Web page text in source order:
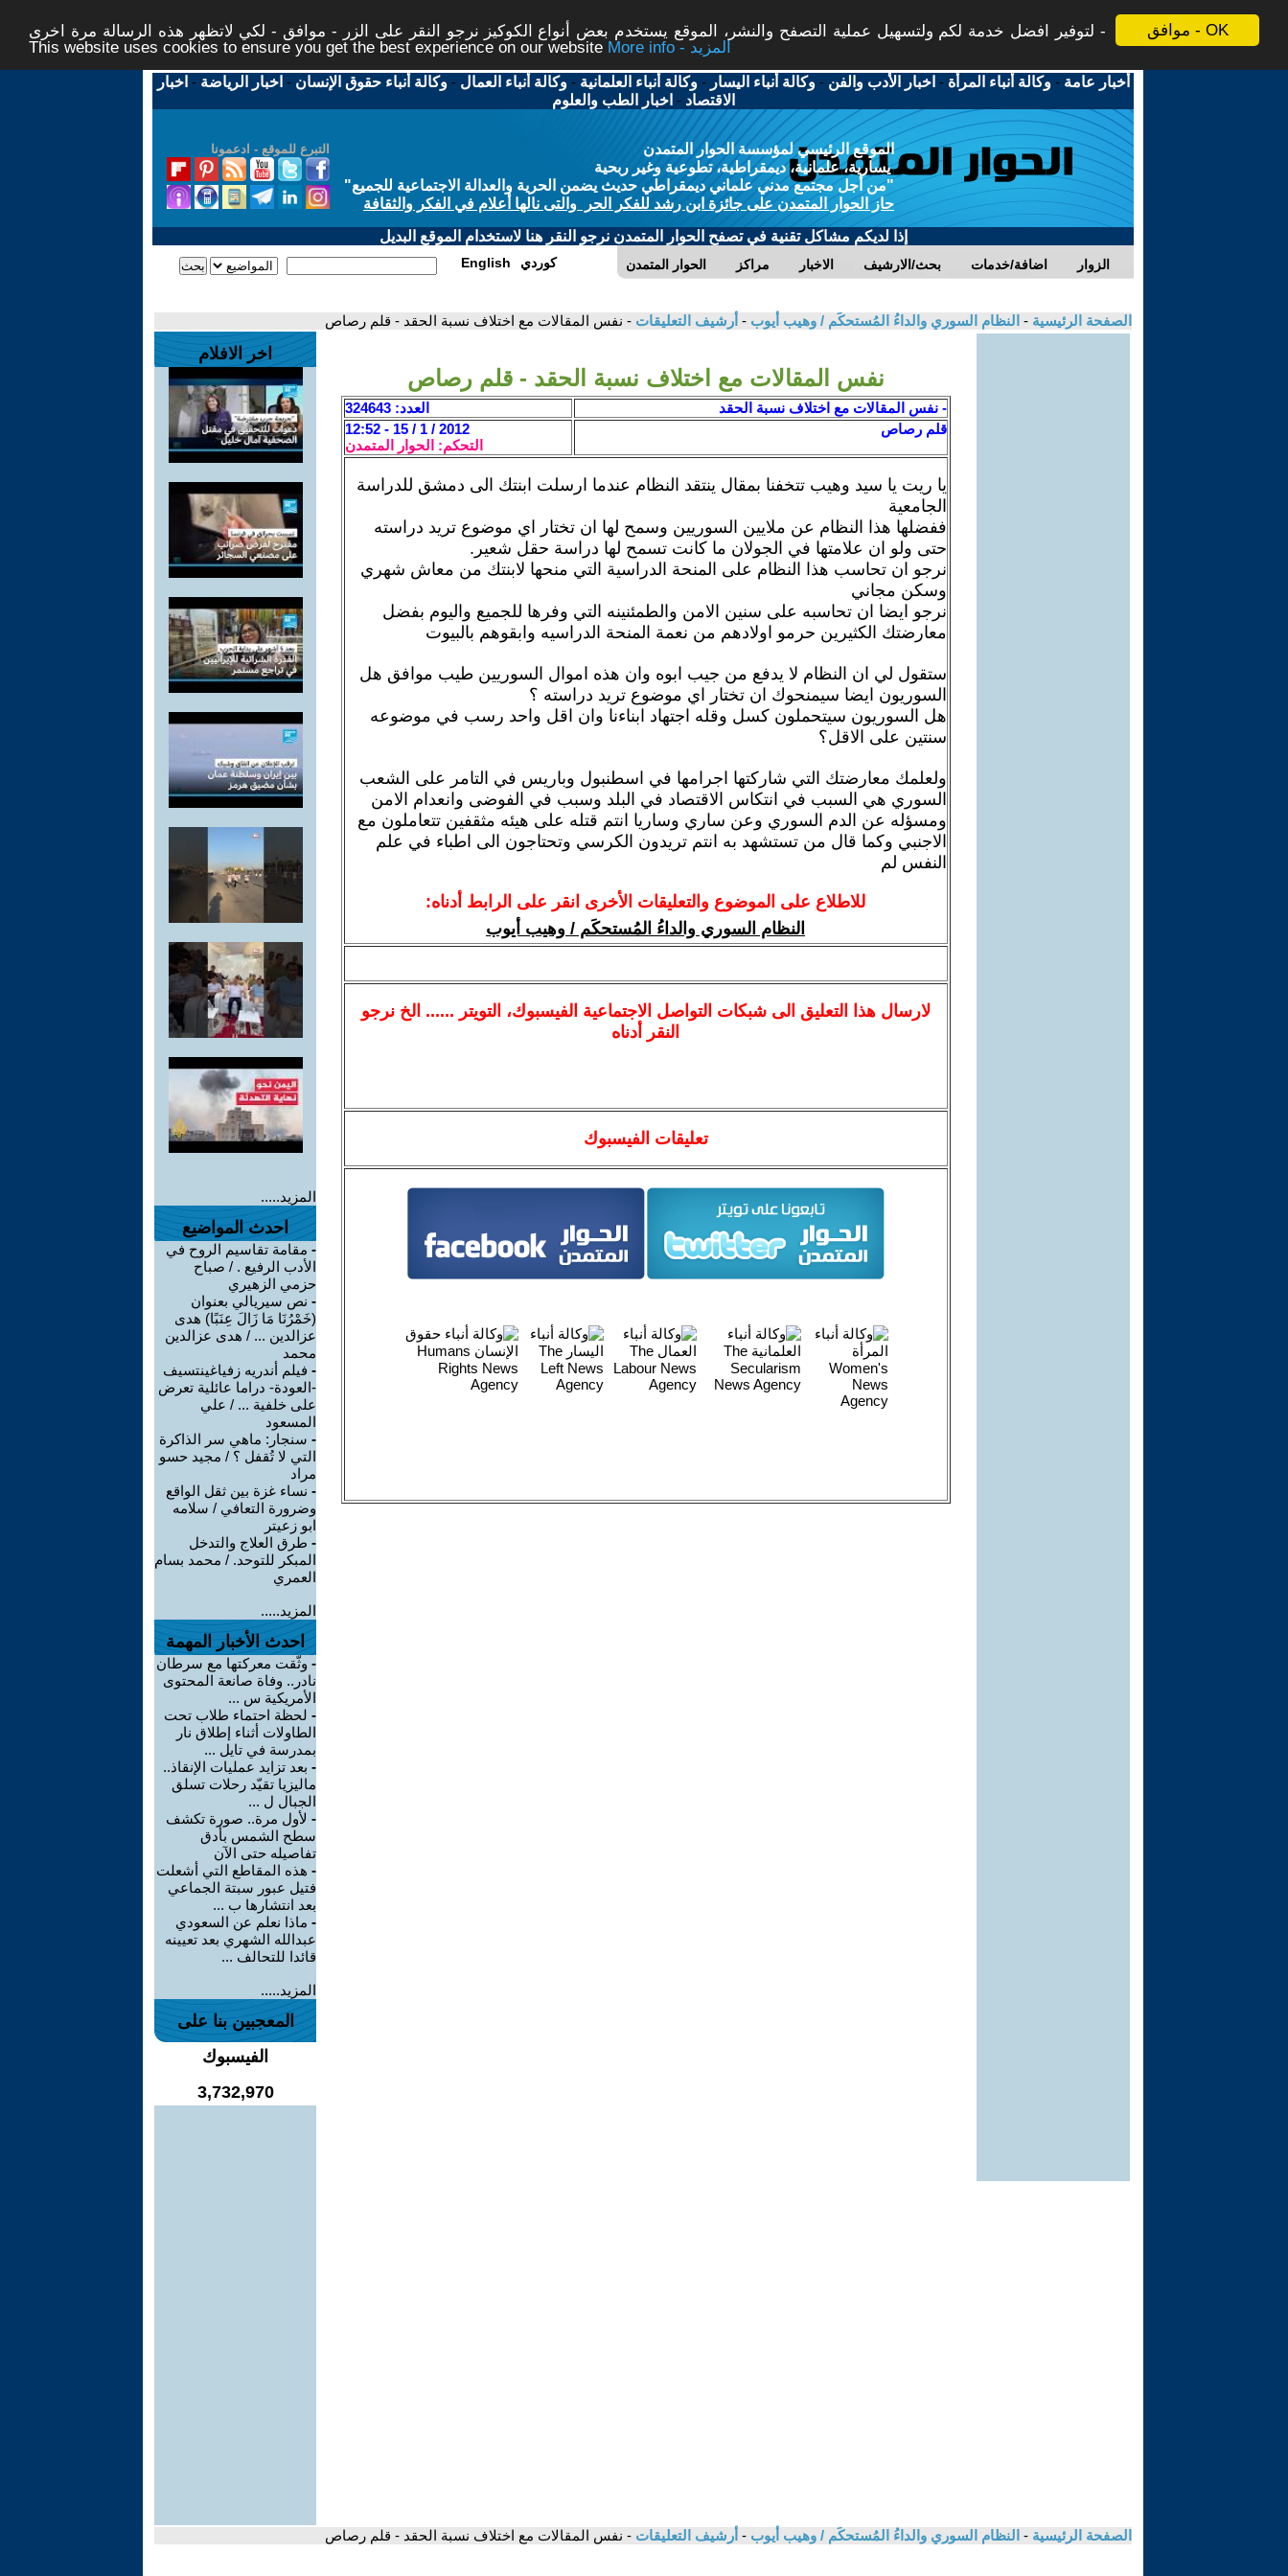
موافق - OK
لتوفير افضل خدمة لكم ولتسهيل عملية التصفح والنشر، الموقع يستخدم بعض أنواع الكوكيز نرجو النقر على الزر - موافق - لكي لاتظهر هذه الرسالة مرة اخرى -
This website uses cookies to ensure you get the best experience on our website
More info - المزيد
أخبار عامة -وكالة أنباء المرأة - اخبار الأدب والفن -وكالة أنباء اليسار -وكالة أنباء العلمانية -وكالة أنباء العمال -وكالة أنباء حقوق الإنسان - اخبار الرياضة - اخبار
الاقتصاد - اخبار الطب والعلوم
التبرع للموقع - ادعمونا
الموقع الرئيسي لمؤسسة الحوار المتمدن
يسارية، علمانية، ديمقراطية، تطوعية وغير ربحية
"من أجل مجتمع مدني علماني ديمقراطي حديث يضمن الحرية والعدالة الاجتماعية للجميع"
حاز الحوار المتمدن على جائزة ابن رشد للفكر الحر والتى نالها أعلام في الفكر والثقافة
إذا لديكم مشاكل تقنية في تصفح الحوار المتمدن نرجو النقر هنا لاستخدام الموقع البديل
الحوار المتمدن مراكز الاخبار بحث/الارشيف اضافة/خدمات الزوار English كوردي
الصفحة الرئيسية - النظام السوري والداءُ المُستحكَم / وهيب أيوب - أرشيف التعليقات - نفس المقالات مع اختلاف نسبة الحقد - قلم رصاص
نفس المقالات مع اختلاف نسبة الحقد - قلم رصاص
- نفس المقالات مع اختلاف نسبة الحقد
العدد: 324643
قلم رصاص
2012 / 1 / 15 - 12:52
التحكم: الحوار المتمدن
يا ريت يا سيد وهيب تتخفنا بمقال ينتقد النظام عندما ارسلت ابنتك الى دمشق للدراسة
الجامعية
ففضلها هذا النظام عن ملايين السوريين وسمح لها ان تختار اي موضوع تريد دراسته
حتى ولو ان علامتها في الجولان ما كانت تسمح لها دراسة حقل شعير.
نرجو ان تحاسب هذا النظام على المنحة الدراسية التي منحها لابنتك من معاش شهري
وسكن مجاني
نرجو ايضا ان تحاسبه على سنين الامن والطمئنينه التي وفرها للجميع واليوم بفضل
معارضتك الكثيرين حرمو اولادهم من نعمة المنحة الدراسيه وابقوهم بالبيوت
ستقول لي ان النظام لا يدفع من جيب ابوه وان هذه اموال السوريين طيب موافق هل
السوريون ايضا سيمنحوك ان تختار اي موضوع تريد دراسته ؟
هل السوريون سيتحملون كسل وقله اجتهاد ابناءنا وان اقل واحد رسب في موضوعه
سنتين على الاقل؟
ولعلمك معارضتك التي شاركتها اجرامها في اسطنبول وباريس في التامر على الشعب
السوري هي السبب في انتكاس الاقتصاد في البلد وسبب في الفوضى وانعدام الامن
ومسؤله عن الدم السوري وعن ساري وساريا انتم قتله على هيئه مثقفين تتعاملون مع
الاجنبي وكما قال من تستشهد به انتم تريدون الكرسي وتحتاجون الى اطباء في علم
النفس لم
للاطلاع على الموضوع والتعليقات الأخرى انقر على الرابط أدناه:
النظام السوري والداءُ المُستحكَم / وهيب أيوب
لارسالهذا التعليق الى شبكات التواصل الاجتماعية الفيسبوك، التويتر ...... الخ نرجو
النقر أدناه
تعليقات الفيسبوك
اخر الافلام
المزيد.....
احدث المواضيع
- مقامة تقاسيم الروح في
الأدب الرفيع . / صباح
حزمي الزهيري
- نص سيريالي بعنوان
(خَمْرُنَا مَا زَالَ عِنَبًا) هدى
عزالدين ... / هدى عزالدين
محمد
- فيلم أندريه زفياغينتسيف
-العودة- دراما عائلية تعرض
على خلفية ... / علي
المسعود
- سنجار: ماهي سر الذاكرة
التي لا تُقفل ؟ / مجيد حسو
مراد
- نساء غزة بين ثقل الواقع
وضرورة التعافي / سلامه
ابو زعيتر
- طرق العلاج والتدخل
المبكر للتوحد. / محمد بسام
العمري
المزيد.....
احدث الأخبار المهمة
- وثّقت معركتها مع سرطان
نادر.. وفاة صانعة المحتوى
الأمريكية س ...
- لحظة احتماء طلاب تحت
الطاولات أثناء إطلاق نار
بمدرسة في تايل ...
- بعد تزايد عمليات الإنقاذ..
ماليزيا تقيّد رحلات تسلق
الجبال ل ...
- لأول مرة.. صورة تكشف
سطح الشمس بأدق
تفاصيله حتى الآن
- هذه المقاطع التي أشعلت
فتيل عبور سبتة الجماعي
بعد انتشارها ب ...
- ماذا نعلم عن السعودي
عبدالله الشهري بعد تعيينه
قائدا للتحالف ...
المزيد.....
المعجبين بنا على
الفيسبوك
3,732,970
الصفحة الرئيسية - النظام السوري والداءُ المُستحكَم / وهيب أيوب - أرشيف التعليقات - نفس المقالات مع اختلاف نسبة الحقد - قلم رصاص